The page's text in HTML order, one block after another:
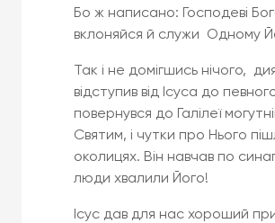
Бо ж написано: Господеві
вклоняйся й служи Одному
Так і не домігшись нічого,
відступив від Ісуса до
повернувся до Галілеї
Святим, і чутки про Нього
околицях. Він навчав по
люди хвалили Його!
Ісус дав для нас хороший